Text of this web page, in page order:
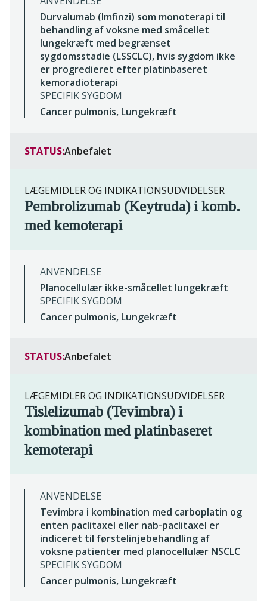
Durvalumab (Imfinzi) som monoterapi til
behandling af voksne med småcellet
lungekræft med begrænset
sygdomsstadie (LSSCLC), hvis sygdom ikke
er progredieret efter platinbaseret
kemoradioterapi
SPECIFIK SYGDOM
Cancer pulmonis, Lungekræft
STATUS:Anbefalet
LÆGEMIDLER OG INDIKATIONSUDVIDELSER
Pembrolizumab (Keytruda) i komb.
med kemoterapi
ANVENDELSE
Planocellulær ikke-småcellet lungekræft
SPECIFIK SYGDOM
Cancer pulmonis, Lungekræft
STATUS:Anbefalet
LÆGEMIDLER OG INDIKATIONSUDVIDELSER
Tislelizumab (Tevimbra) i
kombination med platinbaseret
kemoterapi
ANVENDELSE
Tevimbra i kombination med carboplatin og
enten paclitaxel eller nab-paclitaxel er
indiceret til førstelinjebehandling af
voksne patienter med planocellulær NSCLC
SPECIFIK SYGDOM
Cancer pulmonis, Lungekræft